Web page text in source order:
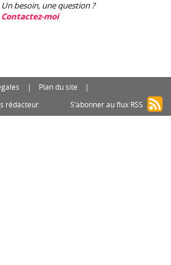
Un besoin, une question ?
Contactez-moi
Plan du site
rédacteur S’abonner au flux RSS